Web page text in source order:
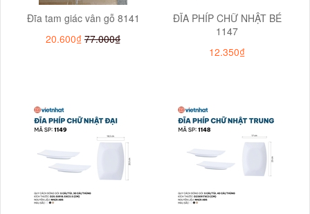
Đĩa tam giác vân gỗ 8141
20.600₫ 77.000₫
ĐĨA PHÍP CHỮ NHẬT BÉ
1147
12.350₫